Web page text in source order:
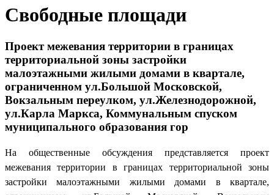
Свободные площади
Проект межевания территории в границах
территориальной зоны застройки
малоэтажными жилыми домами в квартале,
ограниченном ул.Большой Московской,
Вокзальным переулком, ул.Железнодорожной,
ул.Карла Маркса, Коммунальным спуском
муниципального образования гор
На общественные обсуждения представляется проект
межевания территории в границах территориальной зоны
застройки малоэтажными жилыми домами в квартале,